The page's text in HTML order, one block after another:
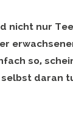
nicht nur
so,
selbst daran